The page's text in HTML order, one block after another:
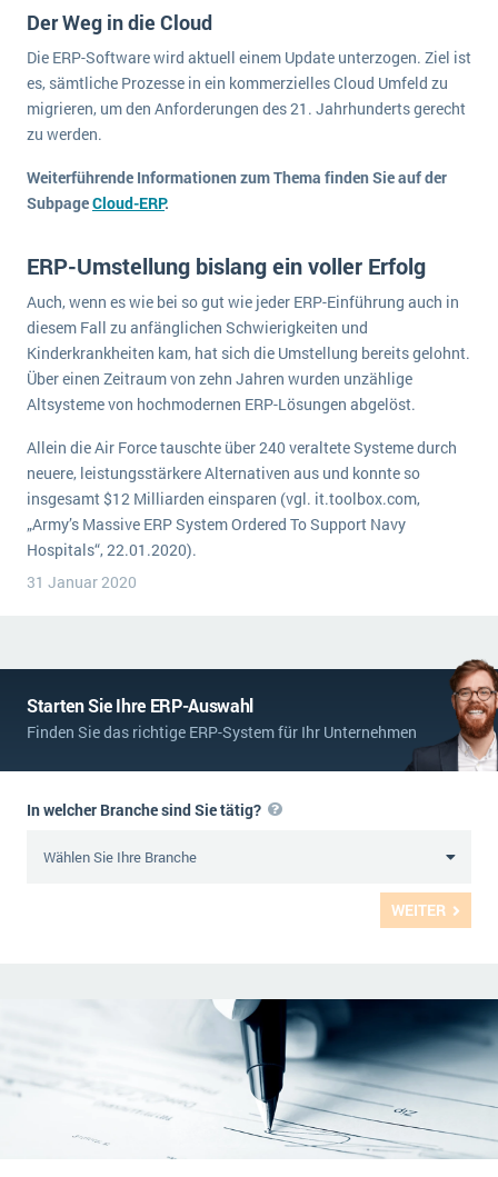
Der Weg in die Cloud
Die ERP-Software wird aktuell einem Update unterzogen. Ziel ist
es, sämtliche Prozesse in ein kommerzielles Cloud Umfeld zu
migrieren, um den Anforderungen des 21. Jahrhunderts gerecht
zu werden.
Weiterführende Informationen zum Thema finden Sie auf der
SubpageCloud-ERP.
ERP-Umstellung bislang ein voller Erfolg
Auch, wenn es wie bei so gut wie jeder ERP-Einführung auch in
diesem Fall zu anfänglichen Schwierigkeiten und
Kinderkrankheiten kam, hat sich die Umstellung bereits gelohnt.
Über einen Zeitraum von zehn Jahren wurden unzählige
Altsysteme von hochmodernen ERP-Lösungen abgelöst.
Allein die Air Force tauschte über 240 veraltete Systeme durch
neuere, leistungsstärkere Alternativen aus und konnte so
insgesamt $12 Milliarden einsparen (vgl. it.toolbox.com,
„Army’s Massive ERP System Ordered To Support Navy
Hospitals“, 22.01.2020).
31 Januar 2020
Starten Sie Ihre ERP-Auswahl
Finden Sie das richtige ERP-System für Ihr Unternehmen
WEITER
In welcher Branche sind Sie tätig?